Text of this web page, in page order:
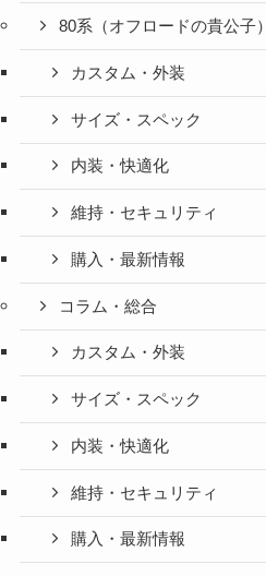
80系（オフロードの貴公子）
カスタム・外装
サイズ・スペック
内装・快適化
維持・セキュリティ
購入・最新情報
コラム・総合
カスタム・外装
サイズ・スペック
内装・快適化
維持・セキュリティ
購入・最新情報